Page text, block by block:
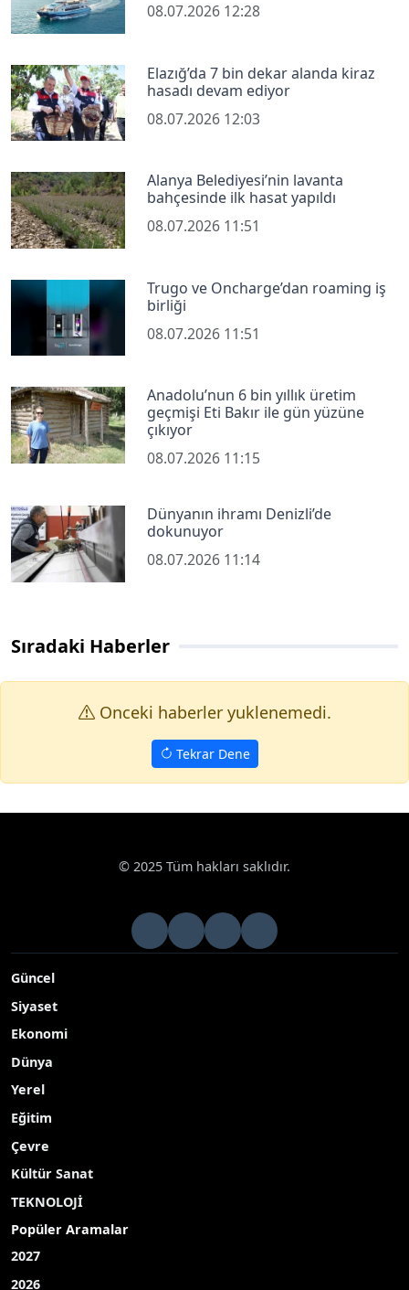
08.07.2026 12:28
Elazığ’da 7 bin dekar alanda kiraz
hasadı devam ediyor
08.07.2026 12:03
Alanya Belediyesi’nin lavanta
bahçesinde ilk hasat yapıldı
08.07.2026 11:51
Trugo ve Oncharge’dan roaming iş
birliği
08.07.2026 11:51
Anadolu’nun 6 bin yıllık üretim
geçmişi Eti Bakır ile gün yüzüne
çıkıyor
08.07.2026 11:15
Dünyanın ihramı Denizli’de
dokunuyor
08.07.2026 11:14
Sıradaki Haberler
Onceki haberler yuklenemedi.
Tekrar Dene
© 2025 Tüm hakları saklıdır.
Güncel
Siyaset
Ekonomi
Dünya
Yerel
Eğitim
Çevre
Kültür Sanat
TEKNOLOJİ
Popüler Aramalar
2027
2026